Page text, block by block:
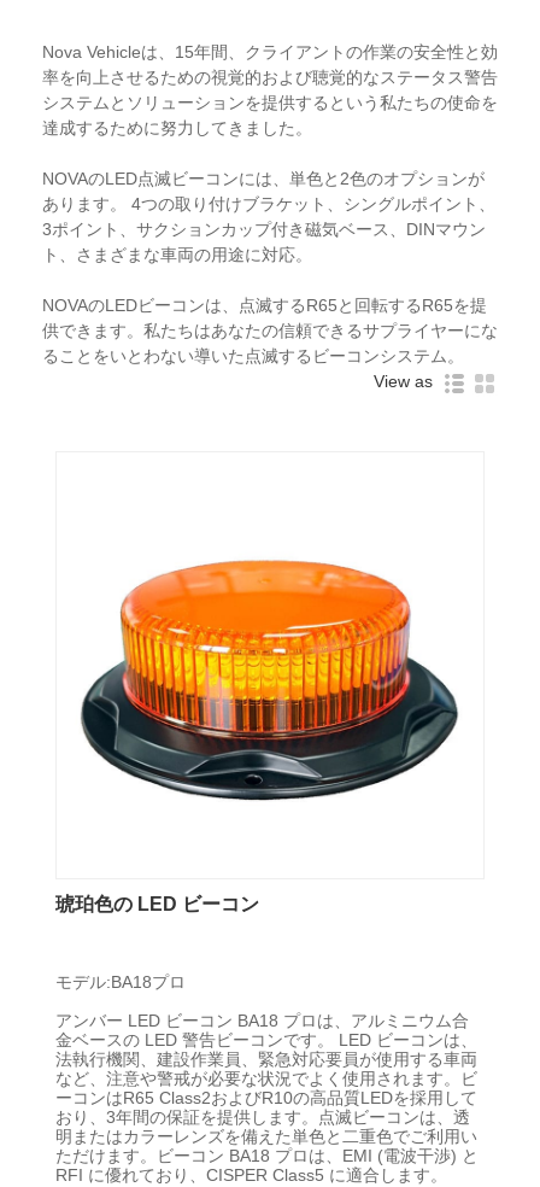
Nova Vehicleは、15年間、クライアントの作業の安全性と効
率を向上させるための視覚的および聴覚的なステータス警告
システムとソリューションを提供するという私たちの使命を
達成するために努力してきました。
NOVAのLED点滅ビーコンには、単色と2色のオプションが
あります。 4つの取り付けブラケット、シングルポイント、
3ポイント、サクションカップ付き磁気ベース、DINマウン
ト、さまざまな車両の用途に対応。
NOVAのLEDビーコンは、点滅するR65と回転するR65を提
供できます。私たちはあなたの信頼できるサプライヤーにな
ることをいとわない導いた 点滅するビーコンシステム。
View as
琥珀色の LED ビーコン
モデル:BA18プロ
アンバー LED ビーコン BA18 プロは、アルミニウム合
金ベースの LED 警告ビーコンです。 LED ビーコンは、
法執行機関、建設作業員、緊急対応要員が使用する車両
など、注意や警戒が必要な状況でよく使用されます。ビ
ーコンはR65 Class2およびR10の高品質LEDを採用して
おり、3年間の保証を提供します。点滅ビーコンは、透
明またはカラーレンズを備えた単色と二重色でご利用い
ただけます。ビーコン BA18 プロは、EMI (電波干渉) と
RFI に優れており、CISPER Class5 に適合します。